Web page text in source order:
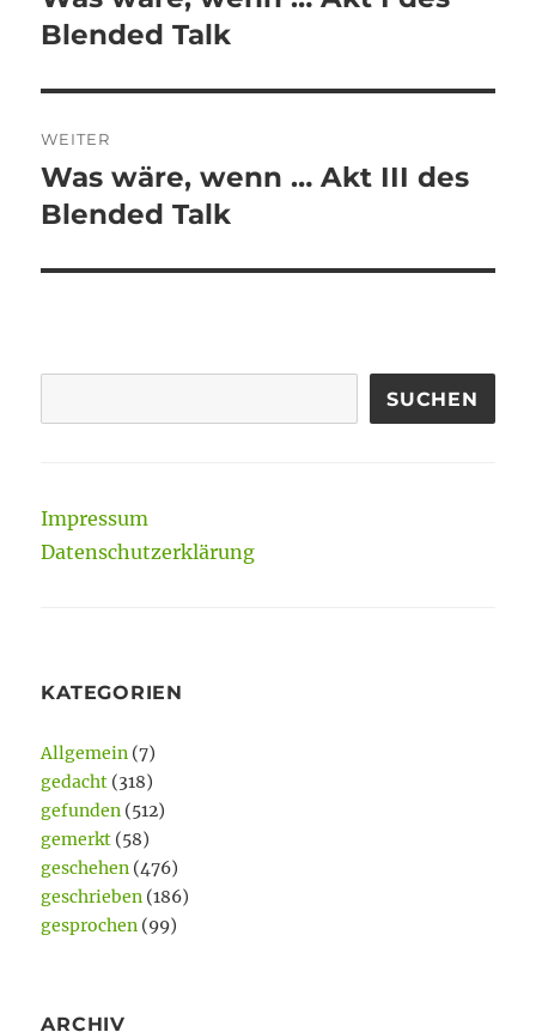
Beitrag:
Blended Talk
WEITER
Nächster
Beitrag:
Was wäre, wenn … Akt III des
Blended Talk
SUCHEN
Impressum
Datenschutzerklärung
KATEGORIEN
Allgemein (7)
gedacht (318)
gefunden (512)
gemerkt (58)
geschehen (476)
geschrieben (186)
gesprochen (99)
ARCHIV